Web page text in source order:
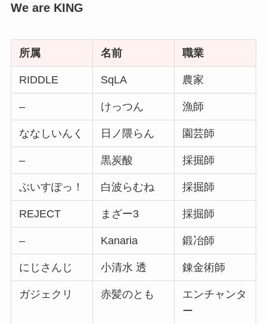
We are KING
所属 名前 職業
RIDDLE SqLA 農家
– けっつん 漁師
ななしいんく 日ノ隈らん 園芸師
– 黒炭酸 採掘師
ぶいすぽっ！ 白波らむね 採掘師
REJECT まざー3 採掘師
– Kanaria 鍛冶師
にじさんじ 小清水 透 錬金術師
ガジェクリ 赤髪のとも
エンチャンタ
ー